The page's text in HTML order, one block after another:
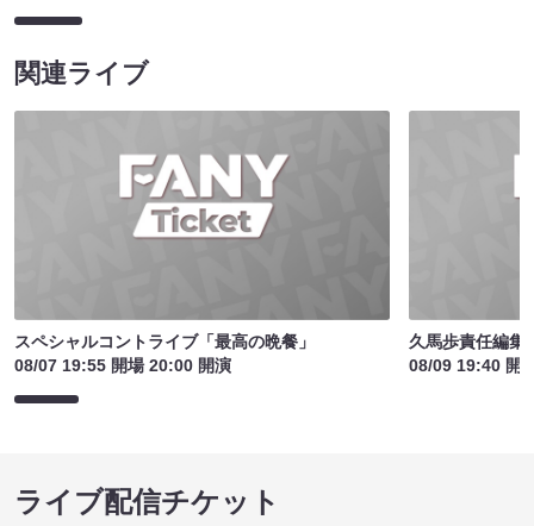
関連ライブ
スペシャルコントライブ「最高の晩餐」
08/07 19:55 開場 20:00 開演
久馬歩責任編集
08/09 19:40 開
ライブ配信チケット